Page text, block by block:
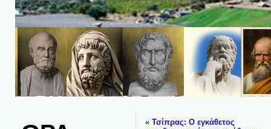
« Τσίπρας: Ο εγκάθετος